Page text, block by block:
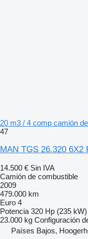
20 m3 / 4 comp camión
47
MAN TGS 26.320
14.500 € Sin IVA
Camión de combustible
2009
479.000 km
Euro 4
Potencia 320 Hp (235 kW)
23.000 kg Configuración
Países Bajos,